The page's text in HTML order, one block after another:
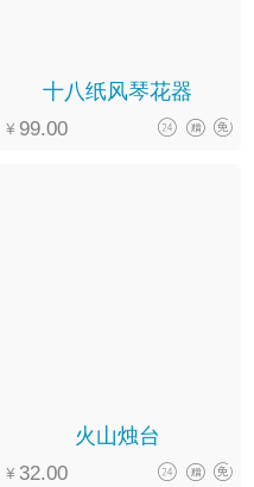
十八纸风琴花器
99.00
火山烛台
32.00